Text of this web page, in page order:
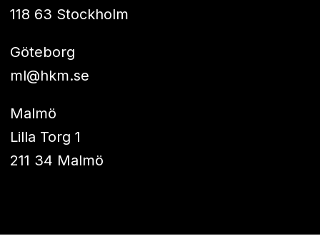
118 63 Stockholm
Göteborg
ml@hkm.se
Malmö
Lilla Torg 1
211 34 Malmö